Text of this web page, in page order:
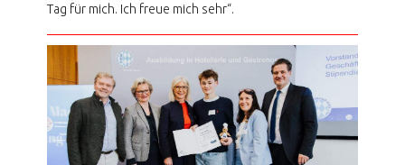
Tag für mich. Ich freue mich sehr“.